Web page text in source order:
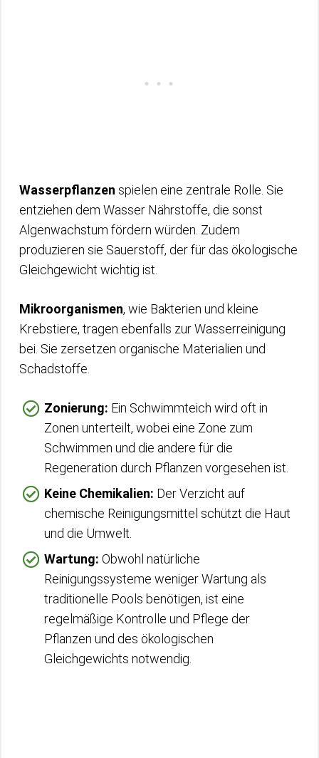
Wasserpflanzen spielen eine zentrale Rolle. Sie
entziehen dem Wasser Nährstoffe, die sonst
Algenwachstum fördern würden. Zudem
produzieren sie Sauerstoff, der für das ökologische
Gleichgewicht wichtig ist.
Mikroorganismen, wie Bakterien und kleine
Krebstiere, tragen ebenfalls zur Wasserreinigung
bei. Sie zersetzen organische Materialien und
Schadstoffe.
Zonierung: Ein Schwimmteich wird oft in
Zonen unterteilt, wobei eine Zone zum
Schwimmen und die andere für die
Regeneration durch Pflanzen vorgesehen ist.
Keine Chemikalien: Der Verzicht auf
chemische Reinigungsmittel schützt die Haut
und die Umwelt.
Wartung: Obwohl natürliche
Reinigungssysteme weniger Wartung als
traditionelle Pools benötigen, ist eine
regelmäßige Kontrolle und Pflege der
Pflanzen und des ökologischen
Gleichgewichts notwendig.